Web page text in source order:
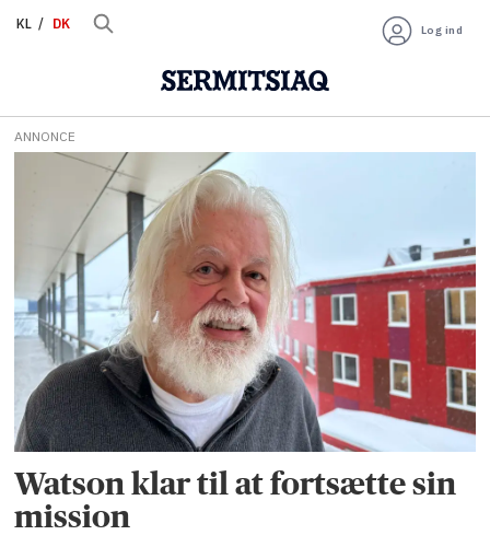
KL DK Log ind
Tag:
udlevering
til
japan
ANNONCE
Watson klar til at fortsætte sin
mission